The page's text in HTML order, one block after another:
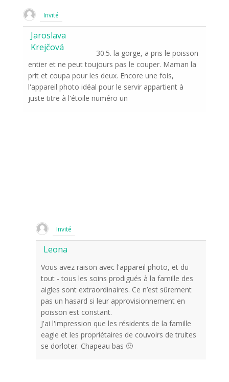
Invité
Jaroslava
Krejčová
30.5. la gorge, a pris le poisson
entier et ne peut toujours pas le couper. Maman la
prit et coupa pour les deux. Encore une fois,
l'appareil photo idéal pour le servir appartient à
juste titre à l'étoile numéro un
Invité
Leona
Vous avez raison avec l'appareil photo, et du
tout - tous les soins prodigués à la famille des
aigles sont extraordinaires. Ce n’est sûrement
pas un hasard si leur approvisionnement en
poisson est constant.
J'ai l'impression que les résidents de la famille
eagle et les propriétaires de couvoirs de truites
se dorloter. Chapeau bas 🙂